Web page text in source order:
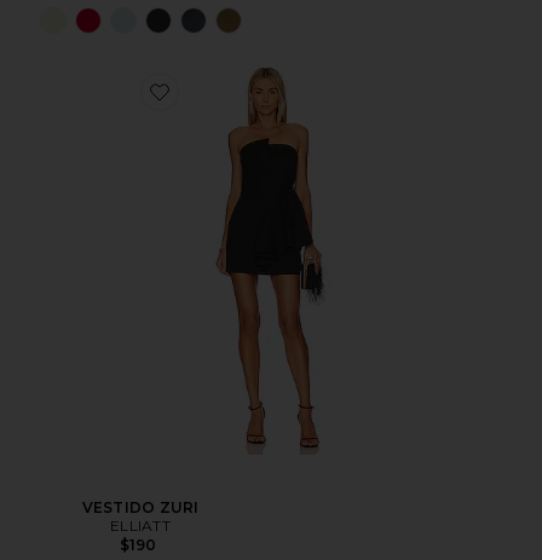
VESTIDO ZURI
ELLIATT
$190